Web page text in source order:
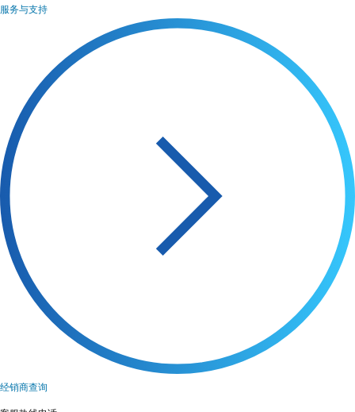
服务与支持
经销商查询